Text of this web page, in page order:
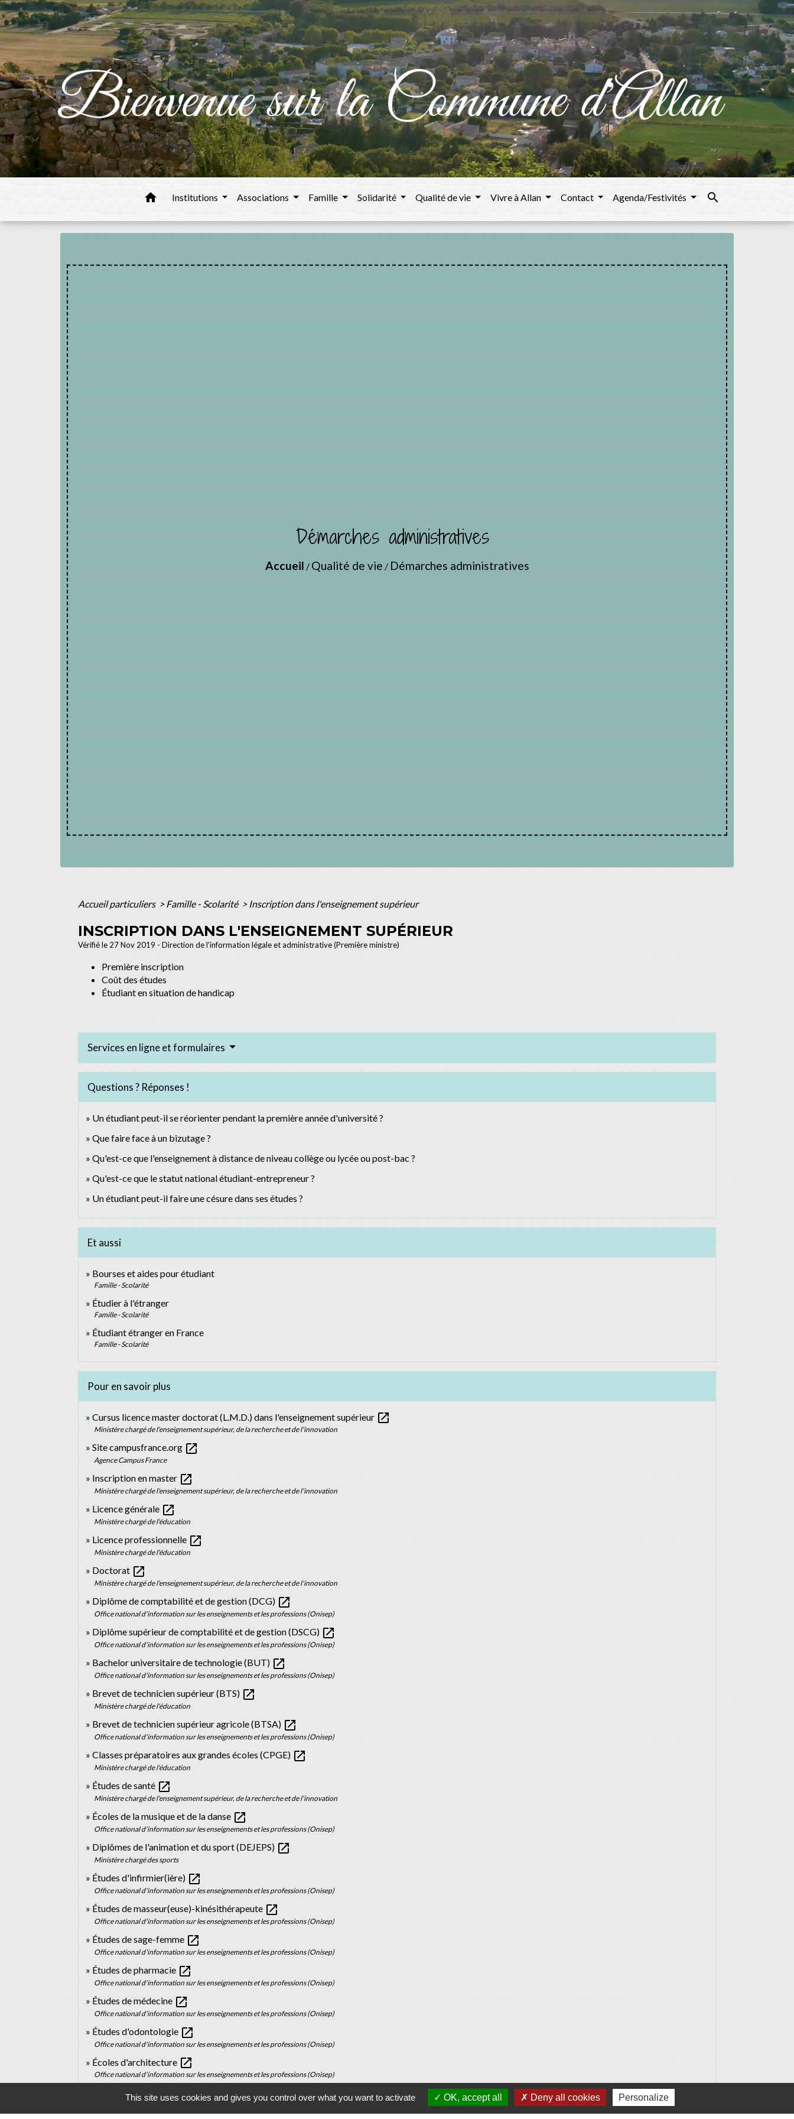
home Institutions Associations Famille Solidarité Qualité de vie Vivre à Allan Contact Agenda/Festivités search
Démarches administratives
Accueil / Qualité de vie / Démarches administratives
Accueil particuliers > Famille - Scolarité > Inscription dans l'enseignement supérieur
INSCRIPTION DANS L'ENSEIGNEMENT SUPÉRIEUR
Vérifié le 27 Nov 2019 - Direction de l'information légale et administrative (Première ministre)
Première inscription
Coût des études
Étudiant en situation de handicap
Services en ligne et formulaires
Questions ? Réponses !
Un étudiant peut-il se réorienter pendant la première année d'université ?
Que faire face à un bizutage ?
Qu'est-ce que l'enseignement à distance de niveau collège ou lycée ou post-bac ?
Qu'est-ce que le statut national étudiant-entrepreneur ?
Un étudiant peut-il faire une césure dans ses études ?
Et aussi
Bourses et aides pour étudiant
Famille - Scolarité
Étudier à l'étranger
Famille - Scolarité
Étudiant étranger en France
Famille - Scolarité
Pour en savoir plus
Cursus licence master doctorat (L.M.D.) dans l'enseignement supérieur open_in_new
Ministère chargé de l'enseignement supérieur, de la recherche et de l'innovation
Site campusfrance.org open_in_new
Agence Campus France
Inscription en master open_in_new
Ministère chargé de l'enseignement supérieur, de la recherche et de l'innovation
Licence générale open_in_new
Ministère chargé de l'éducation
Licence professionnelle open_in_new
Ministère chargé de l'éducation
Doctorat open_in_new
Ministère chargé de l'enseignement supérieur, de la recherche et de l'innovation
Diplôme de comptabilité et de gestion (DCG) open_in_new
Office national d'information sur les enseignements et les professions (Onisep)
Diplôme supérieur de comptabilité et de gestion (DSCG) open_in_new
Office national d'information sur les enseignements et les professions (Onisep)
Bachelor universitaire de technologie (BUT) open_in_new
Office national d'information sur les enseignements et les professions (Onisep)
Brevet de technicien supérieur (BTS) open_in_new
Ministère chargé de l'éducation
Brevet de technicien supérieur agricole (BTSA) open_in_new
Office national d'information sur les enseignements et les professions (Onisep)
Classes préparatoires aux grandes écoles (CPGE) open_in_new
Ministère chargé de l'éducation
Études de santé open_in_new
Ministère chargé de l'enseignement supérieur, de la recherche et de l'innovation
Écoles de la musique et de la danse open_in_new
Office national d'information sur les enseignements et les professions (Onisep)
Diplômes de l'animation et du sport (DEJEPS) open_in_new
Ministère chargé des sports
Études d'infirmier(ière) open_in_new
Office national d'information sur les enseignements et les professions (Onisep)
Études de masseur(euse)-kinésithérapeute open_in_new
Office national d'information sur les enseignements et les professions (Onisep)
Études de sage-femme open_in_new
Office national d'information sur les enseignements et les professions (Onisep)
Études de pharmacie open_in_new
Office national d'information sur les enseignements et les professions (Onisep)
Études de médecine open_in_new
Office national d'information sur les enseignements et les professions (Onisep)
Études d'odontologie open_in_new
Office national d'information sur les enseignements et les professions (Onisep)
Écoles d'architecture open_in_new
Office national d'information sur les enseignements et les professions (Onisep)
Écoles du patrimoine open_in_new
Office national d'information sur les enseignements et les professions (Onisep)
This site uses cookies and gives you control over what you want to activate OK, accept all Deny all cookies Personalize